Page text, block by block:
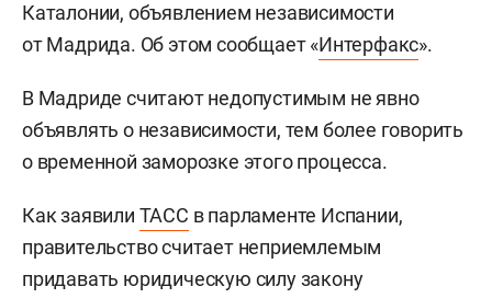
Каталонии, объявлением независимости
от Мадрида. Об этом сообщает «Интерфакс».
В Мадриде считают недопустимым не явно
объявлять о независимости, тем более говорить
о временной заморозке этого процесса.
Как заявили ТАСС в парламенте Испании,
правительство считает неприемлемым
придавать юридическую силу закону